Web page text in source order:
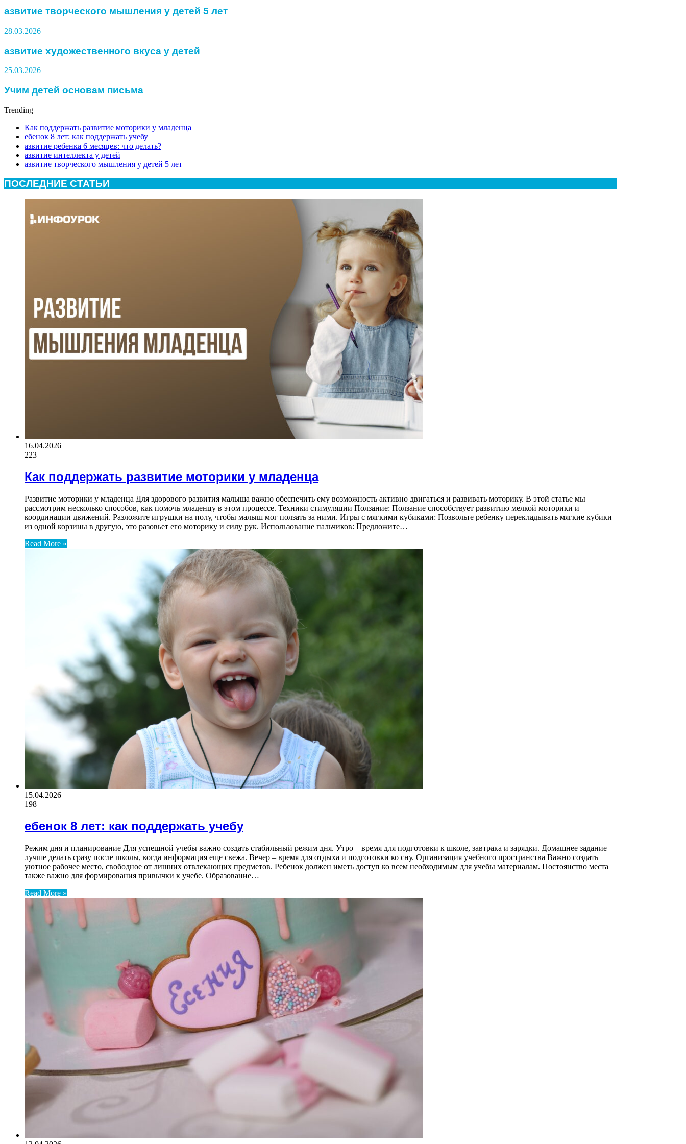
азвитие творческого мышления у детей 5 лет
28.03.2026
азвитие художественного вкуса у детей
25.03.2026
Учим детей основам письма
Trending
Как поддержать развитие моторики у младенца
ебенок 8 лет: как поддержать учебу
азвитие ребенка 6 месяцев: что делать?
азвитие интеллекта у детей
азвитие творческого мышления у детей 5 лет
ПОСЛЕДНИЕ СТАТЬИ
16.04.2026
223
Как поддержать развитие моторики у младенца
Развитие моторики у младенца Для здорового развития малыша важно обеспечить ему возможность активно двигаться и развивать моторику. В этой статье мы
рассмотрим несколько способов, как помочь младенцу в этом процессе. Техники стимуляции Ползание: Ползание способствует развитию мелкой моторики и
координации движений. Разложите игрушки на полу, чтобы малыш мог ползать за ними. Игры с мягкими кубиками: Позвольте ребенку перекладывать мягкие кубики
из одной корзины в другую, это разовьет его моторику и силу рук. Использование пальчиков: Предложите…
Read More »
15.04.2026
198
ебенок 8 лет: как поддержать учебу
Режим дня и планирование Для успешной учебы важно создать стабильный режим дня. Утро – время для подготовки к школе, завтрака и зарядки. Домашнее задание
лучше делать сразу после школы, когда информация еще свежа. Вечер – время для отдыха и подготовки ко сну. Организация учебного пространства Важно создать
уютное рабочее место, свободное от лишних отвлекающих предметов. Ребенок должен иметь доступ ко всем необходимым для учебы материалам. Постоянство места
также важно для формирования привычки к учебе. Образование…
Read More »